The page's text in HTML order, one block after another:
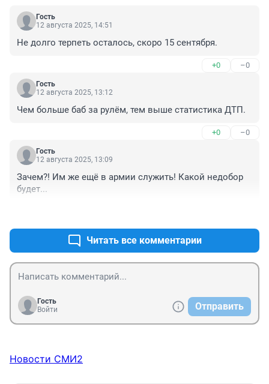
Гость
12 августа 2025, 14:51
Не долго терпеть осталось, скоро 15 сентября.
+0 –0
Гость
12 августа 2025, 13:12
Чем больше баб за рулём, тем выше статистика ДТП.
+0 –0
Гость
12 августа 2025, 13:09
Зачем?! Им же ещё в армии служить! Какой недобор
будет...
Читать все комментарии
Гость
Войти
Отправить
Новости СМИ2